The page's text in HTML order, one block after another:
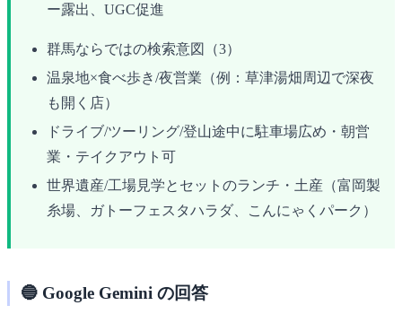
ー露出、UGC促進
群馬ならではの検索意図（3）
温泉地×食べ歩き/夜営業（例：草津湯畑周辺で深夜
も開く店）
ドライブ/ツーリング/登山途中に駐車場広め・朝営
業・テイクアウト可
世界遺産/工場見学とセットのランチ・土産（富岡製
糸場、ガトーフェスタハラダ、こんにゃくパーク）
🔵 Google Gemini の回答